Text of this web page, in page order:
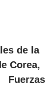
de la
Corea,